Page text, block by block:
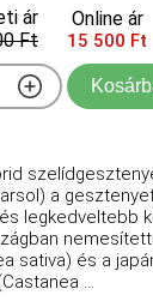
ár
Ft
Online ár
15 500 Ft
a
legkedveltebb
sativa) és a
...